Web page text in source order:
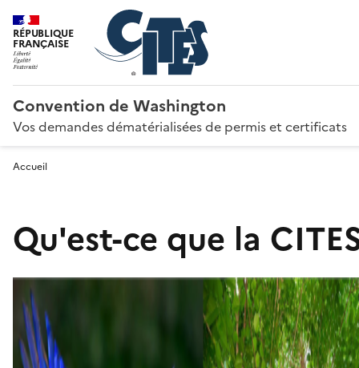
RÉPUBLIQUE
FRANÇAISE
Convention de Washington
Vos demandes dématérialisées de permis et certificats
Accueil
Qu'est-ce que la